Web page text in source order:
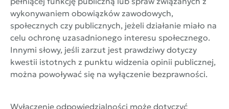
wykonywaniem obowiązków zawodowych,
społecznych czy publicznych, jeżeli działanie miało na
celu ochronę uzasadnionego interesu społecznego.
Innymi słowy, jeśli zarzut jest prawdziwy dotyczy
kwestii istotnych z punktu widzenia opinii publicznej,
można powoływać się na wyłączenie bezprawności.
Wyłączenie odpowiedzialności może dotyczyć